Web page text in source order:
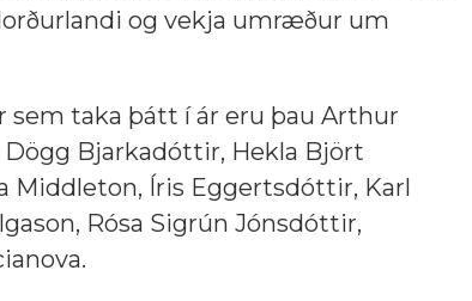
og vekja umræður um
taka þátt í ár eru þau Arthur
Dögg Bjarkadóttir, Hekla Björt
Middleton, Íris Eggertsdóttir, Karl
Rósa Sigrún Jónsdóttir,